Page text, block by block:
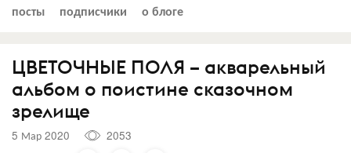
посты подписчики о блоге
ЦВЕТОЧНЫЕ ПОЛЯ – акварельный
альбом о поистине сказочном
зрелище
5 Мар 2020
2053